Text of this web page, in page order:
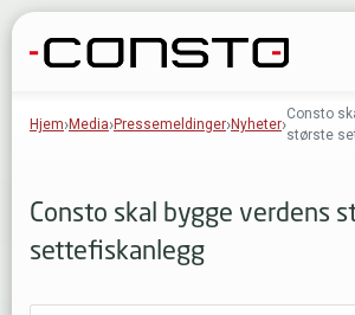
Gå til innhold
Hjem Media Pressemeldinger Nyheter
Consto
største
Consto skal bygge verdens
settefiskanlegg